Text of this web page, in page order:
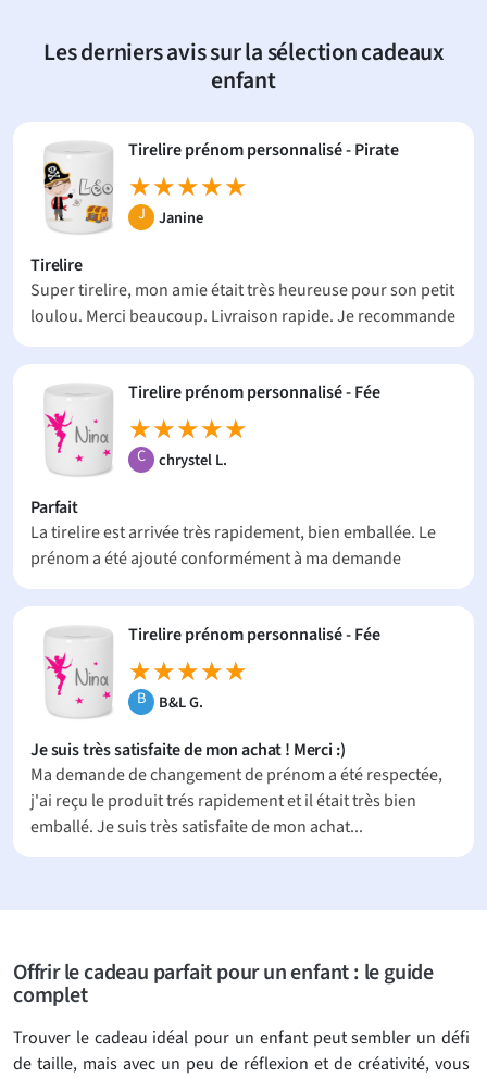
Les derniers avis sur la sélection cadeaux
enfant
Tirelire prénom personnalisé - Pirate
★★★★★
★★★★★
J Janine
Tirelire
Super tirelire, mon amie était très heureuse pour son petit
loulou. Merci beaucoup. Livraison rapide. Je recommande
Tirelire prénom personnalisé - Fée
★★★★★
★★★★★
C chrystel L.
Parfait
La tirelire est arrivée très rapidement, bien emballée. Le
prénom a été ajouté conformément à ma demande
Tirelire prénom personnalisé - Fée
★★★★★
★★★★★
B B&L G.
Je suis très satisfaite de mon achat ! Merci :)
Ma demande de changement de prénom a été respectée,
j'ai reçu le produit trés rapidement et il était très bien
emballé. Je suis très satisfaite de mon achat...
Offrir le cadeau parfait pour un enfant : le guide
complet
Trouver le cadeau idéal pour un enfant peut sembler un défi
de taille, mais avec un peu de réflexion et de créativité, vous